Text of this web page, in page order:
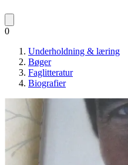
0
Underholdning & læring
Bøger
Faglitteratur
Biografier